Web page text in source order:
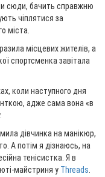
сюди, бачить справжню
чіплятися за
міста.
місцевих жителів, а
спортсменка завітала
коли наступного дня
адже сама вона «в
дівчинка на манікюр,
А потім я дізнаюсь, на
тенісистка. Я в
майстриня у Threads